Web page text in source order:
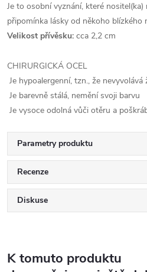
Je to osobní vyznání, které
připomínka lásky od někoho blízkého
Velikost přívěsku: cca 2,2 cm
CHIRURGICKÁ OCEL
Je hypoalergenní, tzn., že nevyvolává
Je barevně stálá, nemění svoji barvu
Je vysoce odolná vůči otěru a
Parametry produktu
Recenze
Diskuse
K tomuto produktu